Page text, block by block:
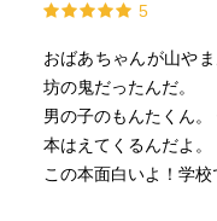
5
おばあちゃんが山や
坊の鬼だったんだ。
男の子のもんたくん
本はえてくるんだよ。
この本面白いよ！学